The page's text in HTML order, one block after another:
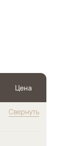
Цена
Свернуть